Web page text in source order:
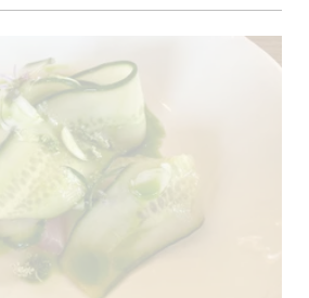
mardi au jeudi.